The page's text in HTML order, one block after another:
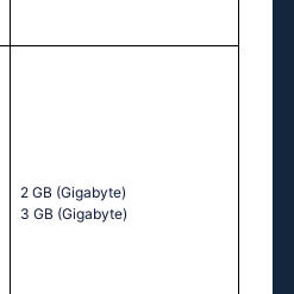
2 GB (Gigabyte)
3 GB (Gigabyte)